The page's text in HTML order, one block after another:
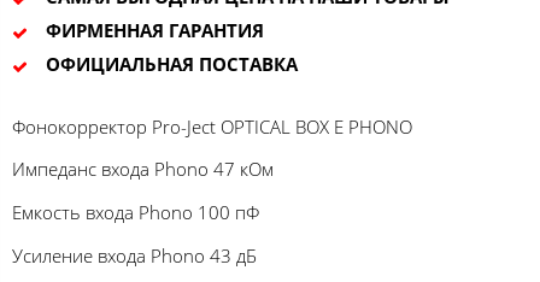
ФИРМЕННАЯ ГАРАНТИЯ
ОФИЦИАЛЬНАЯ ПОСТАВКА
Фонокорректор Pro-Ject OPTICAL BOX E PHONO
Импеданс входа Phono 47 кОм
Емкость входа Phono 100 пФ
Усиление входа Phono 43 дБ